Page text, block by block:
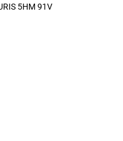
5HM 91V